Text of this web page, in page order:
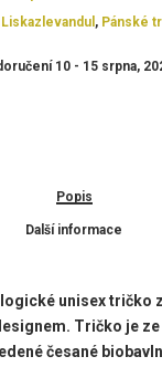
Liskazlevandul , Pánské
10 - 15 srpna,
Popis
Další informace
unisex tričko
Tričko je ze
česané